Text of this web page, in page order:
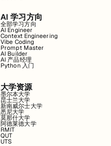
AI 学习方向
全部学习方向
AI Engineer
Context Engineering
Vibe Coding
Prompt Master
AI Builder
AI 产品经理
Python 入门
大学资源
墨尔本大学
昆士兰大学
新南威尔士大学
悉尼大学
莫那什大学
阿德莱德大学
RMIT
QUT
UTS